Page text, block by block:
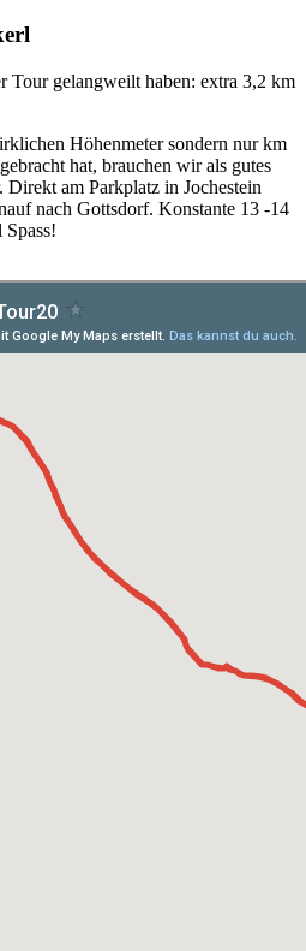
Tour gelangweilt haben: extra 3,2 km
Höhenmeter sondern nur km
hat, brauchen wir als gutes
am Parkplatz in Jochestein
nach Gottsdorf. Konstante 13 -14